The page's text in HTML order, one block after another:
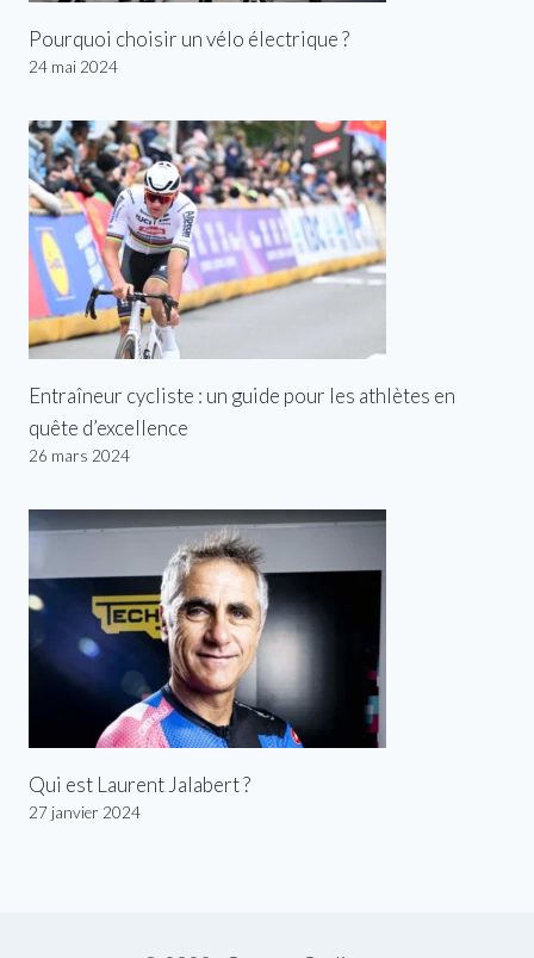
Pourquoi choisir un vélo électrique ?
24 mai 2024
Entraîneur cycliste : un guide pour les athlètes en
quête d’excellence
26 mars 2024
Qui est Laurent Jalabert ?
27 janvier 2024